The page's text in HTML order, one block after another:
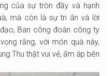
của sự tròn đầy và hạnh
mà còn là sự tri ân và lời
Ban công đoàn công ty
rằng, với món quà này,
Thu thật vui vẻ, ấm áp bên